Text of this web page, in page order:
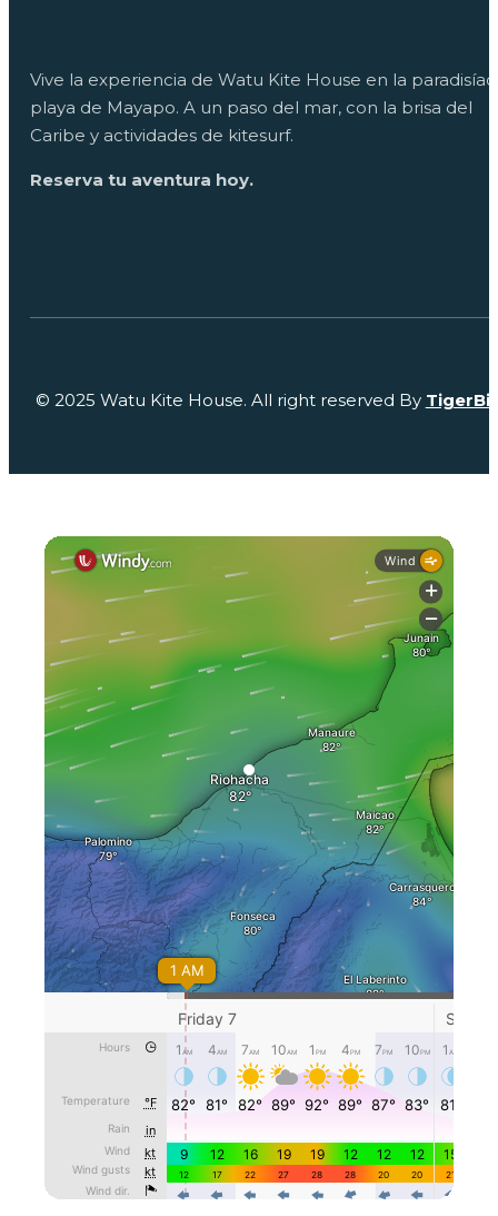
Vive la experiencia de Watu Kite House en la
playa de Mayapo. A un paso del mar, con la brisa del
Caribe y actividades de kitesurf.
Reserva tu aventura hoy.
© 2025 Watu Kite House. All right reserved By